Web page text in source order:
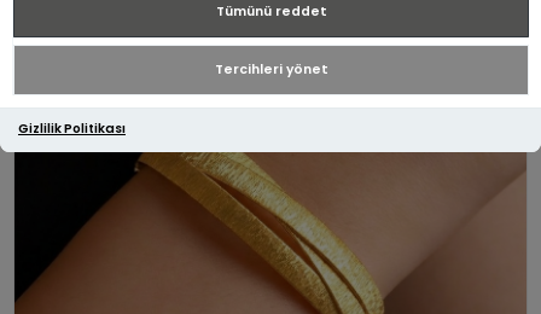
Tümünü reddet
Tercihleri yönet
Gizlilik Politikası